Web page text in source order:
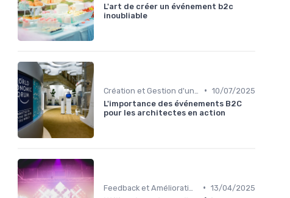
L'art de créer un événement b2c
inoubliable
• 10/07/2025
L'importance des événements B2C
pour les architectes en action
• 13/04/2025